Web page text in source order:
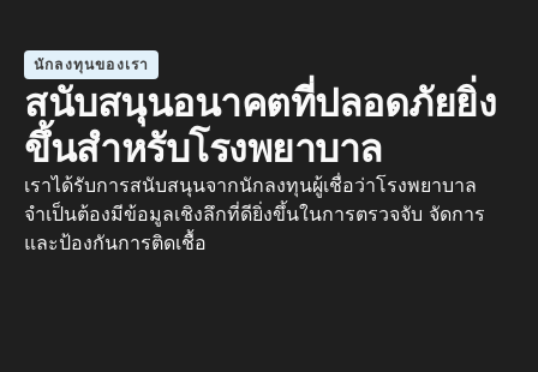
นักลงทุนของเรา
สนับสนุนอนาคตที่ปลอดภัยยิ่ง
ขึ้นสำหรับโรงพยาบาล
เราได้รับการสนับสนุนจากนักลงทุนผู้เชื่อว่าโรงพยาบาล
จำเป็นต้องมีข้อมูลเชิงลึกที่ดียิ่งขึ้นในการตรวจจับ จัดการ
และป้องกันการติดเชื้อ